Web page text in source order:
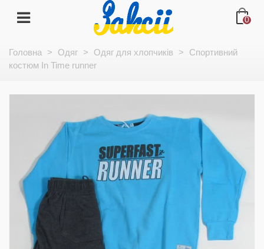
0
Головна > Одяг > Одяг для хлопчиків >
Спортивний
костюм In Time runner